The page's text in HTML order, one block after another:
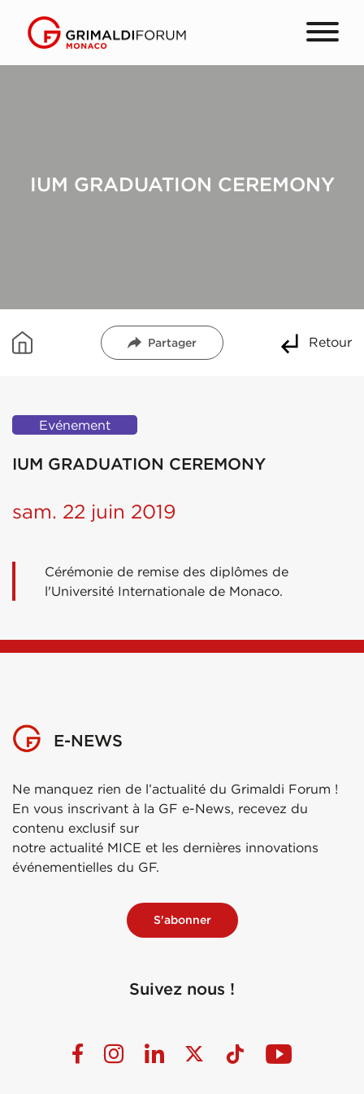
IUM GRADUATION CEREMONY
Partager Retour
Evénement
IUM GRADUATION CEREMONY
sam. 22 juin 2019
Cérémonie de remise des diplômes de
l'Université Internationale de Monaco.
E-NEWS
Ne manquez rien de l’actualité du Grimaldi Forum !
En vous inscrivant à la GF e-News, recevez du
contenu exclusif sur
notre actualité MICE et les dernières innovations
événementielles du GF.
S'abonner
Suivez nous !